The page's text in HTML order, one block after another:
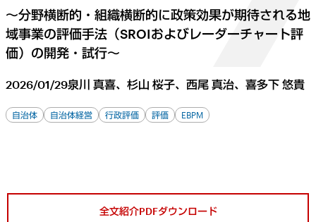
～分野横断的・組織横断的に政策効果が期待される地
域事業の評価手法（SROIおよびレーダーチャート評
価）の開発・試行～
2026/01/29泉川 真喜、杉山 桜子、西尾 真治、喜多下 悠貴
自治体 自治体経営 行政評価 評価 EBPM
全文紹介PDFダウンロード